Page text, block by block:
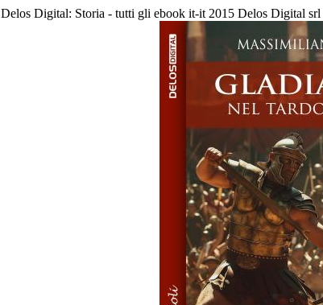
Delos Digital: Storia - tutti gli ebook it-it 2015 Delos Digital srl